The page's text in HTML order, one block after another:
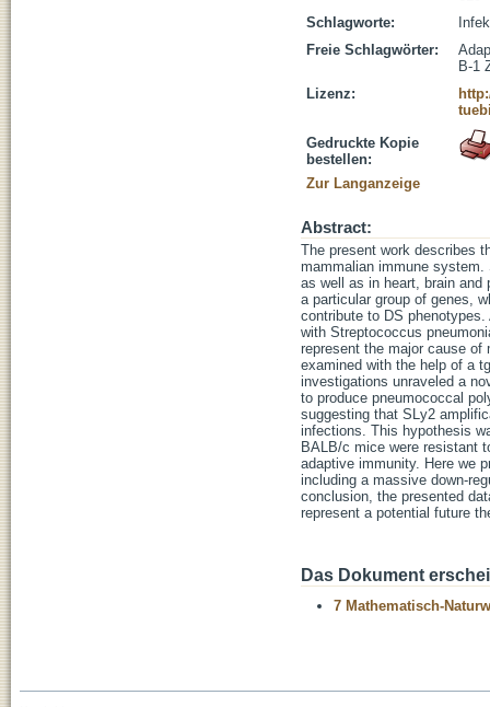
Schlagworte:
Freie Schlagwörter:
B-1
Lizenz:
Gedruckte Kopie
bestellen:
Zur Langanzeige
Abstract:
The present work describes
mammalian immune
as well as in heart, brain and
a particular group of genes,
contribute to DS
with Streptococcus
represent the major cause
examined with the help of a
investigations unraveled a
to produce pneumococcal
suggesting that SLy2
infections. This hypothesis
BALB/c mice were resistant
adaptive immunity. Here we
including a massive down-
conclusion, the presented
represent a potential future
Das Dokument
7 Mathematisch-